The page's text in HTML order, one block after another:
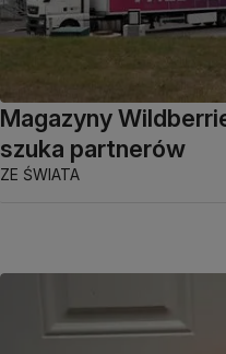
Magazyny
szuka partnerów
ZE ŚWIATA